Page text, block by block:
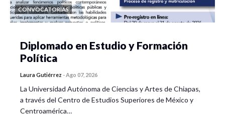
CONVOCATORIAS
Diplomado en Estudio y Formación
Política
Laura Gutiérrez -Ago 07, 2026
La Universidad Autónoma de Ciencias y Artes de Chiapas,
a través del Centro de Estudios Superiores de México y
Centroamérica…